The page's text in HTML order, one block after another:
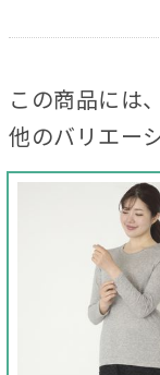
この商品には、
他のバリエー